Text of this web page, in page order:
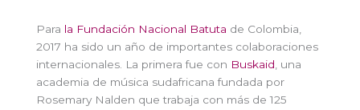
Para la Fundación Nacional Batuta de Colombia,
2017 ha sido un año de importantes colaboraciones
internacionales. La primera fue con Buskaid, una
academia de música sudafricana fundada por
Rosemary Nalden que trabaja con más de 125